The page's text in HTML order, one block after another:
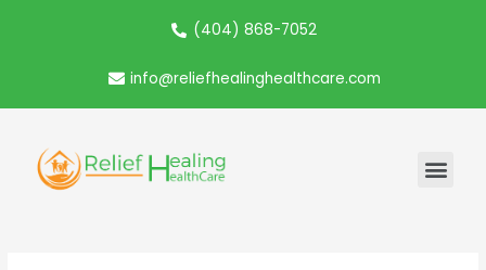
(404) 868-7052
info@reliefhealinghealthcare.com